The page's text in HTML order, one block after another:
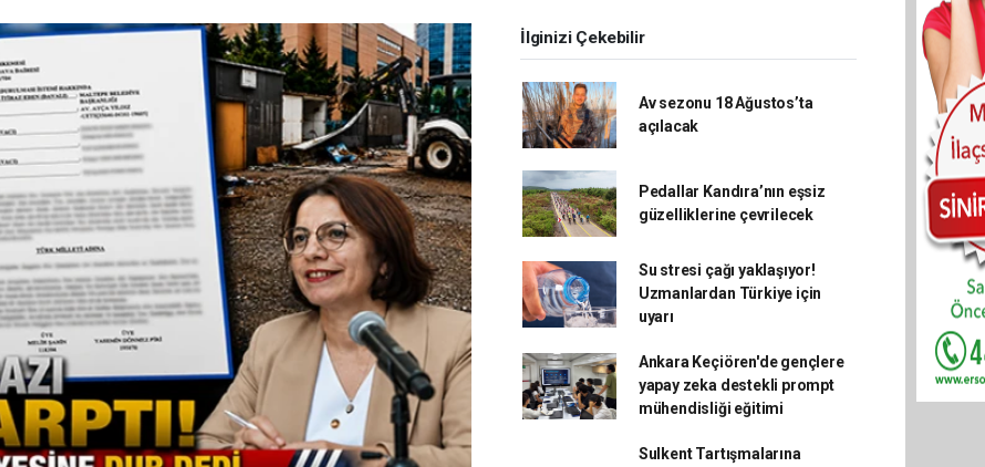
İlginizi Çekebilir
Av sezonu 18 Ağustos’ta
açılacak
Pedallar Kandıra’nın eşsiz
güzelliklerine çevrilecek
Su stresi çağı yaklaşıyor!
Uzmanlardan Türkiye için
uyarı
Ankara Keçiören'de gençlere
yapay zeka destekli prompt
mühendisliği eğitimi
Sulkent Tartışmalarına